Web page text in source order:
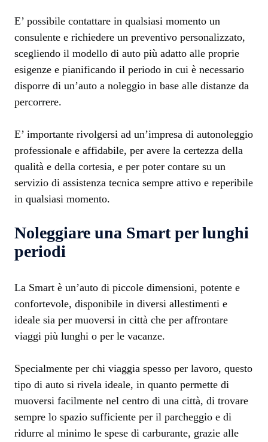
E’ possibile contattare in qualsiasi momento un
consulente e richiedere un preventivo personalizzato,
scegliendo il modello di auto più adatto alle proprie
esigenze e pianificando il periodo in cui è necessario
disporre di un’auto a noleggio in base alle distanze da
percorrere.
E’ importante rivolgersi ad un’impresa di autonoleggio
professionale e affidabile, per avere la certezza della
qualità e della cortesia, e per poter contare su un
servizio di assistenza tecnica sempre attivo e reperibile
in qualsiasi momento.
Noleggiare una Smart per lunghi
periodi
La Smart è un’auto di piccole dimensioni, potente e
confortevole, disponibile in diversi allestimenti e
ideale sia per muoversi in città che per affrontare
viaggi più lunghi o per le vacanze.
Specialmente per chi viaggia spesso per lavoro, questo
tipo di auto si rivela ideale, in quanto permette di
muoversi facilmente nel centro di una città, di trovare
sempre lo spazio sufficiente per il parcheggio e di
ridurre al minimo le spese di carburante, grazie alle